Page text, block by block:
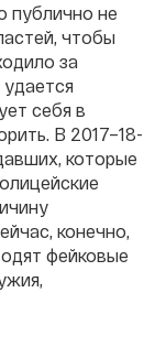
публично не
чтобы
за
себя в
В 2017–18-
которые
конечно,
фейковые